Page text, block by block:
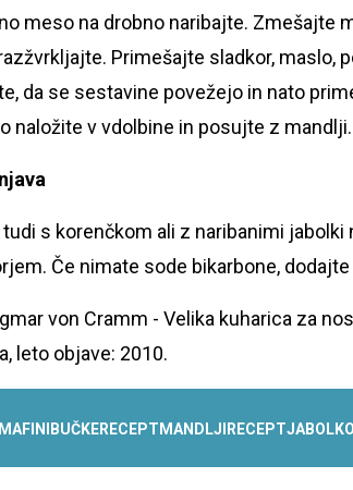
meso na drobno naribajte. Zmešajte
Primešajte sladkor, maslo,
da se sestavine povežejo in nato
naložite v vdolbine in posujte z
s korenčkom ali z naribanimi
Če nimate sode bikarbone,
von Cramm - Velika kuharica za
leto objave: 2010.
MAFINI BUČKERECEPT MANDLJI RECEPTJABOLKO